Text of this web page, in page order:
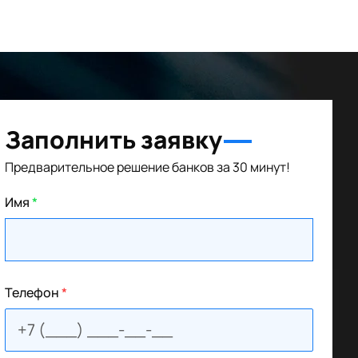
Заполнить заявку
Предварительное решение банков за 30 минут!
Имя*
Телефон*